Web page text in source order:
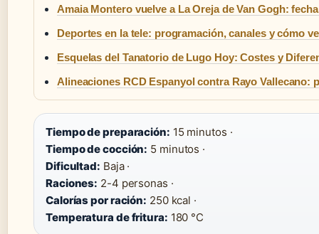
Amaia Montero vuelve a La Oreja de Van Gogh:
Deportes en la tele: programación, canales y cómo
Esquelas del Tanatorio de Lugo Hoy: Costes y
Alineaciones RCD Espanyol contra Rayo Vallecano:
Tiempo de preparación: 15 minutos ·
Tiempo de cocción: 5 minutos ·
Dificultad: Baja ·
Raciones: 2-4 personas ·
Calorías por ración: 250 kcal ·
Temperatura de fritura: 180 °C